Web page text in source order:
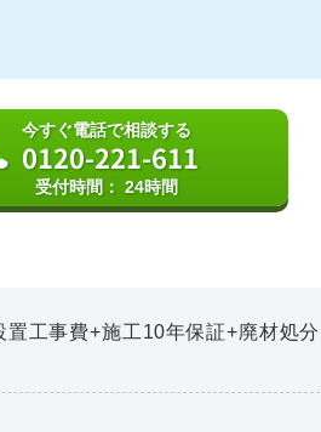
今すぐ電話で相談する
0120-221-611
受付時間： 24時間
工事費+施工10年保証+廃材処分